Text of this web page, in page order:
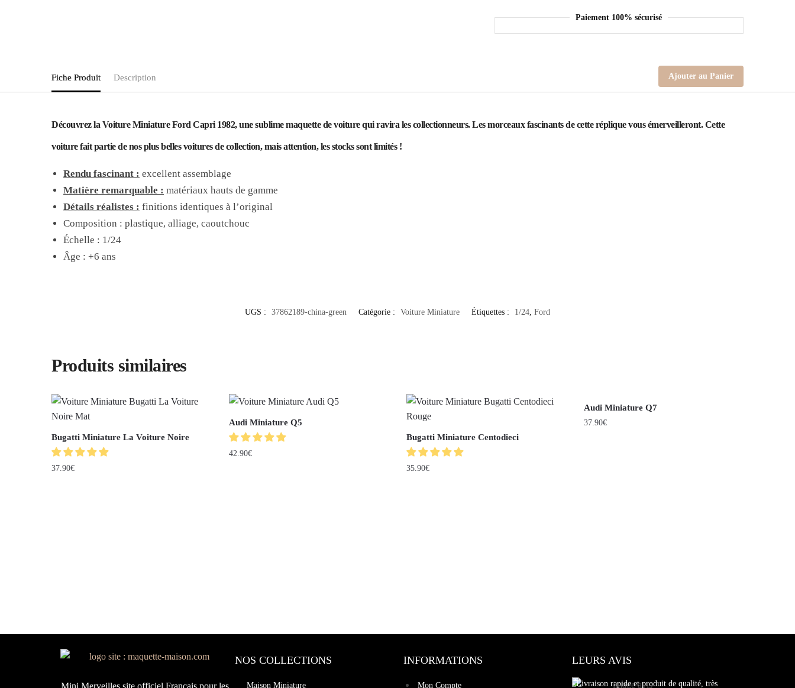
Paiement 100% sécurisé
Fiche Produit Description Ajouter au Panier
Découvrez la Voiture Miniature Ford Capri 1982, une sublime maquette de voiture qui ravira les collectionneurs. Les morceaux fascinants de cette réplique vous émerveilleront. Cette
voiture fait partie de nos plus belles voitures de collection, mais attention, les stocks sont limités !
Rendu fascinant : excellent assemblage
Matière remarquable : matériaux hauts de gamme
Détails réalistes : finitions identiques à l’original
Composition : plastique, alliage, caoutchouc
Échelle : 1/24
Âge : +6 ans
UGS : 37862189-china-green Catégorie : Voiture Miniature Étiquettes : 1/24 Ford
Produits similaires
Bugatti Miniature La Voiture Noire
37.90€
Audi Miniature Q5
42.90€
Bugatti Miniature Centodieci
35.90€
Audi Miniature Q7
37.90€
NOS COLLECTIONS
Maison Miniature
INFORMATIONS
Mon Compte
LEURS AVIS
«Livraison rapide et produit de qualité, très